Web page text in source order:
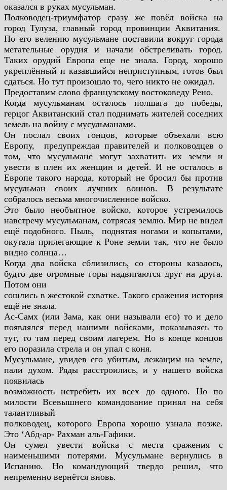
оказался в руках мусульман.
Полководец-триумфатор сразу же повёл войска на
городТулуза, главный город провинции Аквитания.
По его велению мусульмане поставили вокруг города
метательные орудия и начали обстреливать город.
Таких орудий Европа еще не знала. Город, хорошо
укреплённый и казавшийся неприступным, готов был
сдаться. Но тут произошло то, чего никто не ожидал.
Предоставим слово французскому востоковеду Рено.
Когда мусульманам осталось полшага до победы,
герцогАквитанский стал поднимать жителей соседних
земель на войну с мусульманами.
Он послал своих гонцов, которые объехали всю
Европу, предупреждая правителей и полководцев о
том, что мусульмане могут захватить их земли и
увести в плен их женщин и детей. И неосталось в
Европе такого народа, который не бросил бы против
мусульман своих лучших воинов. В результате
собралось весьма многочисленное войско.
Это было необъятное войско, которое устремилось
навстречумусульманам, сотрясая землю. Мир не видел
ещё подобного. Пыль,поднятая ногами и копытами,
окутала прилегающие к Роне земли так, что не было
видно солнца…
Когда два войска сблизились, со стороны казалось,
будто две огромные горы надвигаются друг на друга.
Потом они
сошлись в жестокой схватке. Такого сражения история
ещё не знала.
Ас-Самх (или Зама, как они называли его) то и дело
появлялся перед нашими войсками, показываясь то
тут, то там перед своим лагерем. Но в конце концов
его поразила стрела и он упал с коня.
Мусульмане, увидев его убитым, лежащим на земле,
пали духом. Ряды расстроились, и у нашего войска
появилась
возможность истребить их всех до одного. Но по
милости Всевышнего командование принял на себя
талантливый
полководец, которого Европа хорошо узнала позже.
Это ‘Абд-ар- Рахман аль-Гафики.
Он сумел увести войска с места сражения с
наименьшимипотерями. Мусульмане вернулись в
Испанию. Но командующийтвердо решил, что
непременно вернётся вновь.